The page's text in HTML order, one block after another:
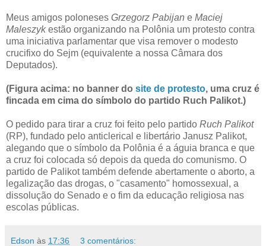
Meus amigos poloneses Grzegorz Pabijan e Maciej
Maleszykestão organizando na Polônia um protesto contra
uma iniciativa parlamentar que visa remover o modesto
crucifixo do Sejm (equivalente a nossa Câmara dos
Deputados).
(Figura acima: no banner do site de protesto, uma cruz é
fincada em cima do símbolo do partido Ruch Palikot.)
O pedido para tirar a cruz foi feito pelo partido Ruch Palikot
(RP), fundado pelo anticlerical e libertário Janusz Palikot,
alegando que o símbolo da Polônia é a águia branca e que
a cruz foi colocada só depois da queda do comunismo. O
partido de Palikot também defende abertamente o aborto, a
legalização das drogas, o "casamento" homossexual, a
dissolução do Senado e o fim da educação religiosa nas
escolas públicas.
Edson às 17:36 3 comentários: